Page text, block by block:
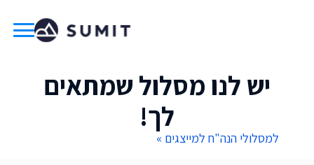
יש לנו מסלול שמתאים
לך!
למסלולי הנה"ח למייצגים »